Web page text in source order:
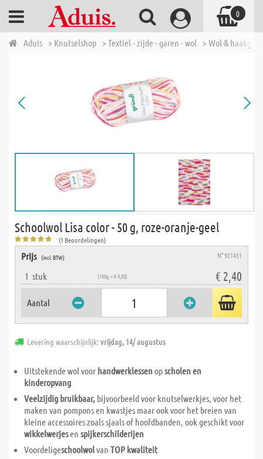
Aduis > Knutselshop > Textiel - zijde - garen - wol > Wol &
Schoolwol Lisa color - 50 g, roze-oranje-geel
(1 Beoordelingen)
Prijs (incl. BTW) N° 921431
1 stuk (100g = € 4,80) € 2,40
Aantal
Levering waarschijnlijk:vrijdag, 14/ augustus
Uitstekende wol voor handwerklessenopscholen en
kinderopvang
Veelzijdig bruikbaar, bijvoorbeeld voor knutselwerkjes, voor het
maken van pompons en kwastjes maar ook voor het breien van
kleine accessoires zoals sjaals of hoofdbanden, ook geschikt voor
wikkelwerjesen spijkerschilderijen
Voordeligeschoolwolvan TOP kwaliteit
0